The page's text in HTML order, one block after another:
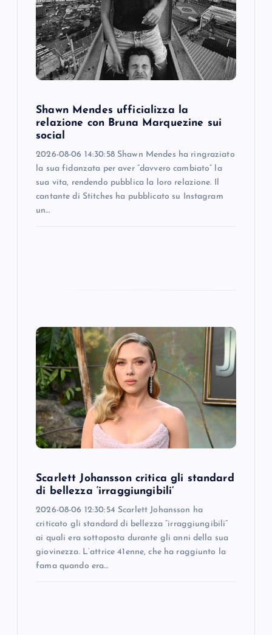
Shawn Mendes ufficializza la
relazione con Bruna Marquezine sui
social
2026-08-06 14:30:58 Shawn Mendes ha ringraziato
la sua fidanzata per aver “davvero cambiato” la
sua vita, rendendo pubblica la loro relazione. Il
cantante di Stitches ha pubblicato su Instagram
un…
Scarlett Johansson critica gli standard
di bellezza ‘irraggiungibili’
2026-08-06 12:30:54 Scarlett Johansson ha
criticato gli standard di bellezza “irraggiungibili”
ai quali era sottoposta durante gli anni della sua
giovinezza. L’attrice 41enne, che ha raggiunto la
fama quando era…